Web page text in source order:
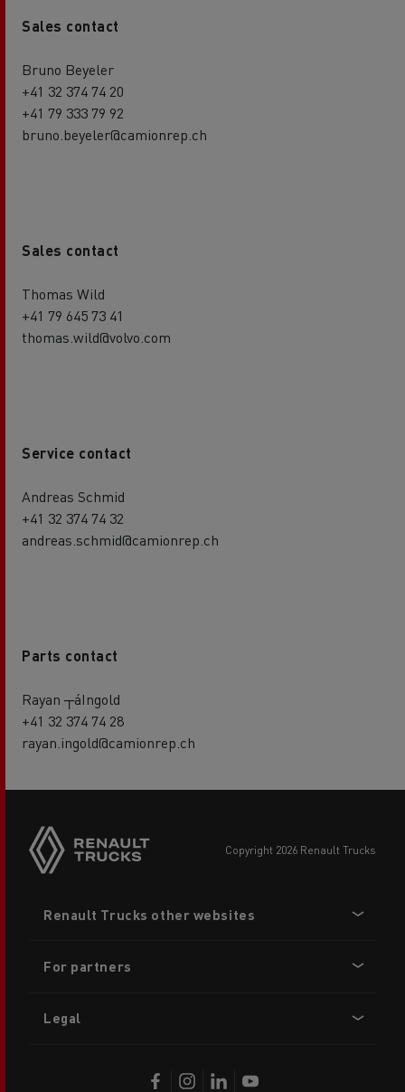
Sales contact
Bruno Beyeler
+41 32 374 74 20
+41 79 333 79 92
bruno.beyeler@camionrep.ch
Sales contact
Thomas Wild
+41 79 645 73 41
thomas.wild@volvo.com
Service contact
Andreas Schmid
+41 32 374 74 32
andreas.schmid@camionrep.ch
Parts contact
Rayan ┬áIngold
+41 32 374 74 28
rayan.ingold@camionrep.ch
copyright 2026 Renault Trucks
menu
Renault Trucks other websites
For partners
Legal